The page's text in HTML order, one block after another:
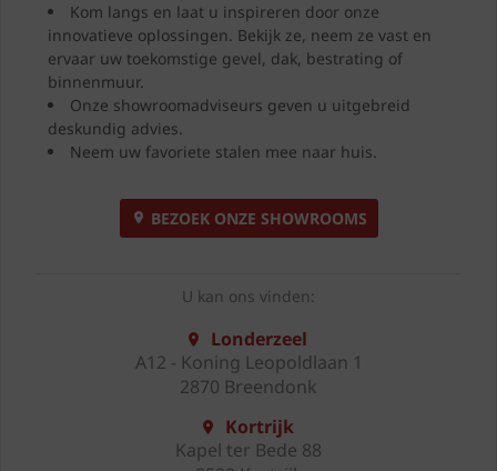
Kom langs en laat u inspireren door onze
innovatieve oplossingen. Bekijk ze, neem ze vast en
ervaar uw toekomstige gevel, dak, bestrating of
binnenmuur.
Onze showroomadviseurs geven u uitgebreid
deskundig advies.
Neem uw favoriete stalen mee naar huis.
BEZOEK ONZE SHOWROOMS
U kan ons vinden:
Londerzeel
A12 - Koning Leopoldlaan 1
2870 Breendonk
Kortrijk
Kapel ter Bede 88